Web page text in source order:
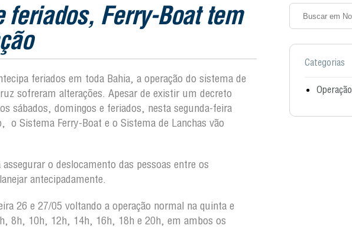
feriados, Ferry-Boat tem
feriados em toda Bahia, a operação do sistema de
sofreram alterações. Apesar de existir um decreto
sábados, domingos e feriados, nesta segunda-feira
o Sistema Ferry-Boat e o Sistema de Lanchas vão
o deslocamento das pessoas entre os
antecipadamente.
26 e 27/05 voltando a operação normal na quinta e
8h, 10h, 12h, 14h, 16h, 18h e 20h, em ambos os
Categorias
Operação